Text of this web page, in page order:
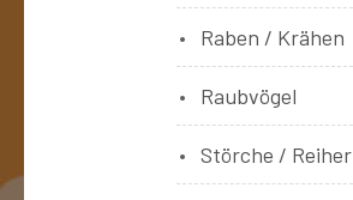
Raben / Krähen
Raubvögel
Störche / Reiher